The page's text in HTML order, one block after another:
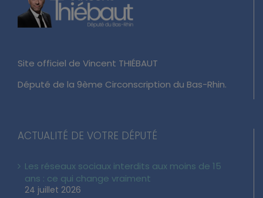
Site officiel de Vincent THIÉBAUT
Député de la 9ème Circonscription du Bas-Rhin.
ACTUALITÉ DE VOTRE DÉPUTÉ
Les réseaux sociaux interdits aux moins de 15
ans : ce qui change vraiment
24 juillet 2026